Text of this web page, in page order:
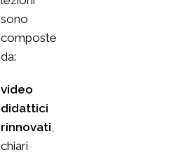
sono
composte
da:
video
didattici
rinnovati,
chiari